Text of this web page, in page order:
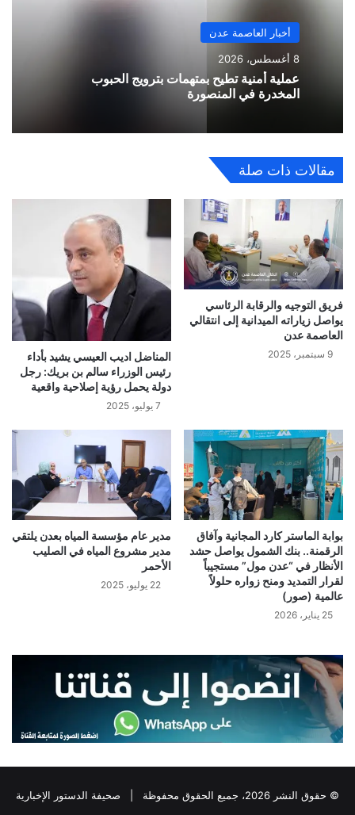
أخبار العاصمة عدن
8 أغسطس، 2026
عملية أمنية تطيح بمتهمات بترويج الحبوب
المخدرة في المنصورة
مقالات ذات صلة
فريق التوجيه والرقابة الرئاسي
يواصل زياراته الميدانية إلى انتقالي
العاصمة عدن
9 سبتمبر، 2025
المناضل اديب العيسي يشيد بأداء
رئيس الوزراء سالم بن بريك: رجل
دولة يحمل رؤية إصلاحية واقعية
7 يوليو، 2025
بوابة الماستر كارد المجانية وآفاق
الرقمنة.. بنك الشمول يواصل حشد
الأنظار في “عدن مول” مستجيباً
لقرار التمديد ومنح زواره حلولاً
عالمية (صور)
25 يناير، 2026
مدير عام مؤسسة المياه بعدن يلتقي
مدير مشروع المياه في الصليب
الأحمر
22 يوليو، 2025
© حقوق النشر 2026، جميع الحقوق محفوظة |
صحيفة الدستور الإخبارية